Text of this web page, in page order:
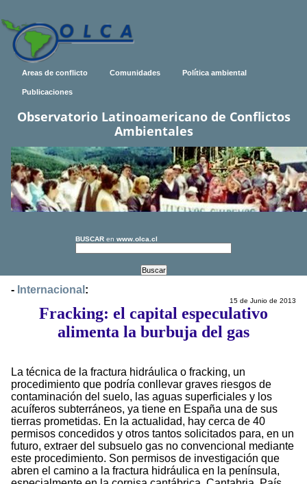
Areas de conflicto Comunidades Política ambiental
Publicaciones
Observatorio Latinoamericano de Conflictos
Ambientales
BUSCAR en www.olca.cl
- Internacional :
15 de Junio de 2013
Fracking: el capital especulativo
alimenta la burbuja del gas
La técnica de la fractura hidráulica o fracking, un
procedimiento que podría conllevar graves riesgos de
contaminación del suelo, las aguas superficiales y los
acuíferos subterráneos, ya tiene en España una de sus
tierras prometidas. En la actualidad, hay cerca de 40
permisos concedidos y otros tantos solicitados para, en un
futuro, extraer del subsuelo gas no convencional mediante
este procedimiento. Son permisos de investigación que
abren el camino a la fractura hidráulica en la península,